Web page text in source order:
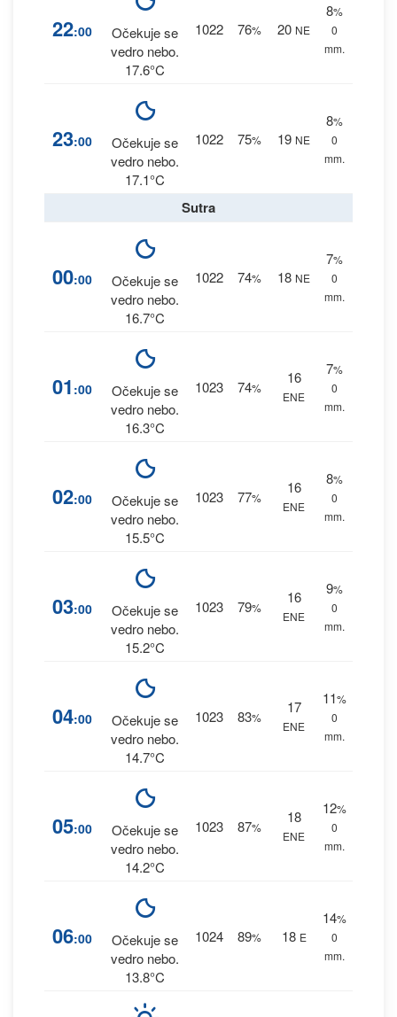
22:00
Očekuje se
vedro nebo.
17.6°C
1022 76% 20 NE
8%
0
mm.
23:00
Očekuje se
vedro nebo.
17.1°C
1022 75% 19 NE
8%
0
mm.
Sutra
00:00
Očekuje se
vedro nebo.
16.7°C
1022 74% 18 NE
7%
0
mm.
01 :00
Očekuje se
vedro nebo.
16.3°C
1023 74%
16
ENE
7%
0
mm.
02:00
Očekuje se
vedro nebo.
15.5°C
1023 77%
16
ENE
8%
0
mm.
03:00
Očekuje se
vedro nebo.
15.2°C
1023 79%
16
ENE
9%
0
mm.
04:00
Očekuje se
vedro nebo.
14.7°C
1023 83%
17
ENE
11%
0
mm.
05:00
Očekuje se
vedro nebo.
14.2°C
1023 87%
18
ENE
12%
0
mm.
06:00
Očekuje se
vedro nebo.
13.8°C
1024 89% 18 E
14%
0
mm.